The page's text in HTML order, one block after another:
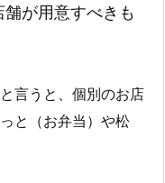
が用意すべきも
言うと、個別のお店
と（お弁当）や松